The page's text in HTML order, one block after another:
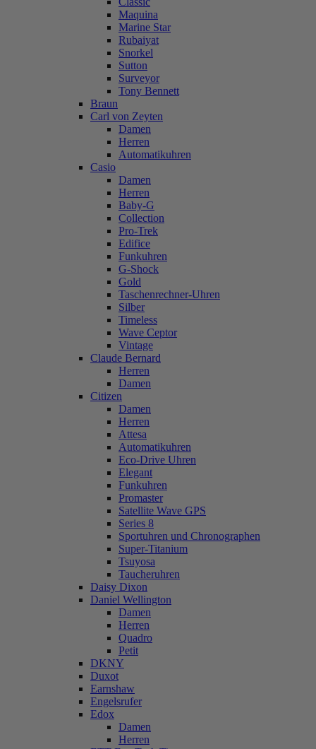
Maquina
Marine Star
Rubaiyat
Snorkel
Sutton
Surveyor
Tony Bennett
Braun
Carl von Zeyten
Damen
Herren
Automatikuhren
Casio
Damen
Herren
Baby-G
Collection
Pro-Trek
Edifice
Funkuhren
G-Shock
Gold
Taschenrechner-Uhren
Silber
Timeless
Wave Ceptor
Vintage
Claude Bernard
Herren
Damen
Citizen
Damen
Herren
Attesa
Automatikuhren
Eco-Drive Uhren
Elegant
Funkuhren
Promaster
Satellite Wave GPS
Series 8
Sportuhren und Chronographen
Super-Titanium
Tsuyosa
Taucheruhren
Daisy Dixon
Daniel Wellington
Damen
Herren
Quadro
Petit
DKNY
Duxot
Earnshaw
Engelsrufer
Edox
Damen
Herren